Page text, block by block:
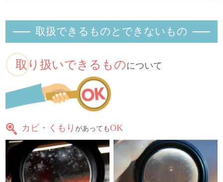
取扱できるものとできないもの
取り扱いできるものについて
カビ・くもり があってもOK